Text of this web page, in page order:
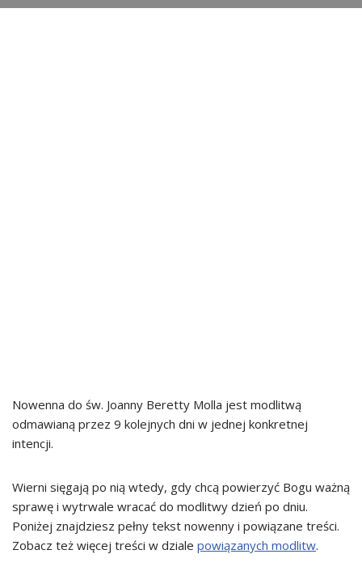
Nowenna do św. Joanny Beretty Molla jest modlitwą
odmawianą przez 9 kolejnych dni w jednej konkretnej
intencji.
Wierni sięgają po nią wtedy, gdy chcą powierzyć Bogu ważną
sprawę i wytrwale wracać do modlitwy dzień po dniu.
Poniżej znajdziesz pełny tekst nowenny i powiązane treści.
Zobacz też więcej treści w dziale powiązanych modlitw.